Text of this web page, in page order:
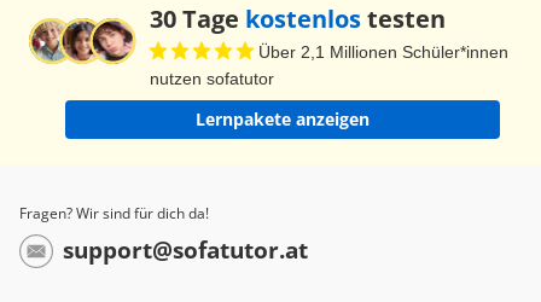
sehr schwer für alle Beteiligten, die zerstörten
Dörfer wieder aufzubauen und es dauert natürlich
auch geraume Zeit. Sieh mal! Die alten Glocken
werden aus 78% Kupfer und 22% Zinn gegossen.
Steuereintreiber sind wieder da. Da sind sie! Sie
kommen zurück, ich kann sie schon gut sehen.
30 Tage kostenlostesten
Über 2,1 Millionen Schüler*innen
nutzen sofatutor
Lernpakete anzeigen
Fragen? Wir sind für dich da!
support@sofatutor.at